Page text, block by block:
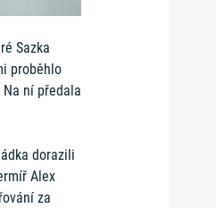
Sazka
proběhlo
ní předala
dorazili
Alex
za